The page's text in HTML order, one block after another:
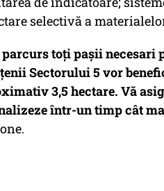
selectivă a
parcurs toţi paşii
Sectorului 5 vor
3,5 hectare. Vă
într-un timp cât